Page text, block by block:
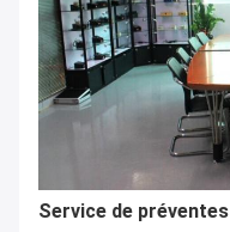
Service de préventes